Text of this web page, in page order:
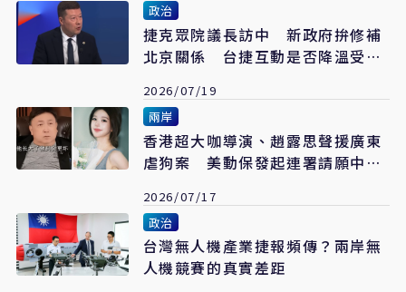
政治
捷克眾院議長訪中 新政府拚修補
北京關係 台捷互動是否降溫受矚
2026/07/19
兩岸
香港超大咖導演、趙露思聲援廣東
虐狗案 美動保發起連署請願中國
2026/07/17
政治
台灣無人機產業捷報頻傳？兩岸無
人機競賽的真實差距